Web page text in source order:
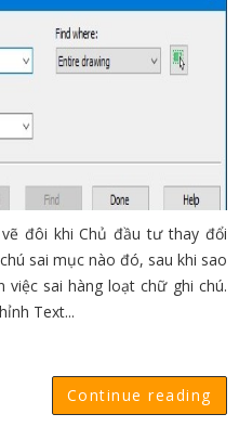
đôi khi Chủ đầu tư thay đổi
sai mục nào đó, sau khi sao
việc sai hàng loạt chữ ghi chú.
Text...
Continue reading